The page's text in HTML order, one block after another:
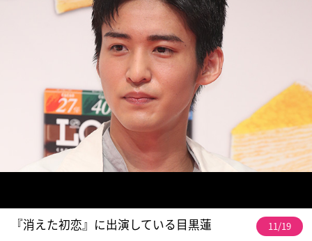
『消えた初恋』に出演している目黒蓮 11/19